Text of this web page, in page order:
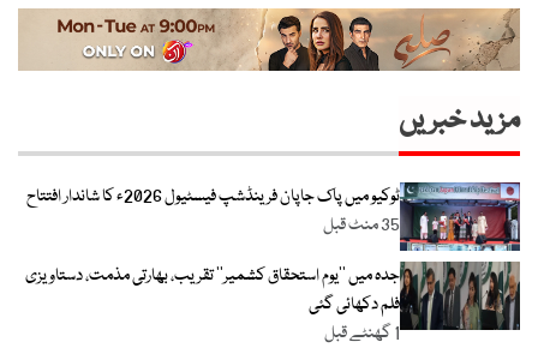
مزید خبریں
ٹوکیو میں پاک جاپان فرینڈشپ فیسٹیول 2026ء کا شاندار افتتاح
35 منٹ قبل
جدہ میں ’’یوم استحقاق کشمیر‘‘ تقریب، بھارتی مذمت، دستاویزی
فلم دکھائی گئی
1 گھنٹے قبل